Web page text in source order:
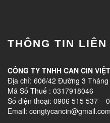
THÔNG TIN LIÊN
CÔNG TY TNHH CAN CIN
Địa chỉ: 606/42 Đường 3 Tháng
Mã Số Thuế : 0317918046
Số điện thoại: 0906 515 537 –
Email: congtycancin@gmail.com